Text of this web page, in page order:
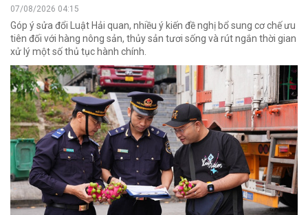
07/08/2026 04:15
Góp ý sửa đổi Luật Hải quan, nhiều ý kiến đề nghị bổ sung cơ chế ưu
tiên đối với hàng nông sản, thủy sản tươi sống và rút ngắn thời gian
xử lý một số thủ tục hành chính.